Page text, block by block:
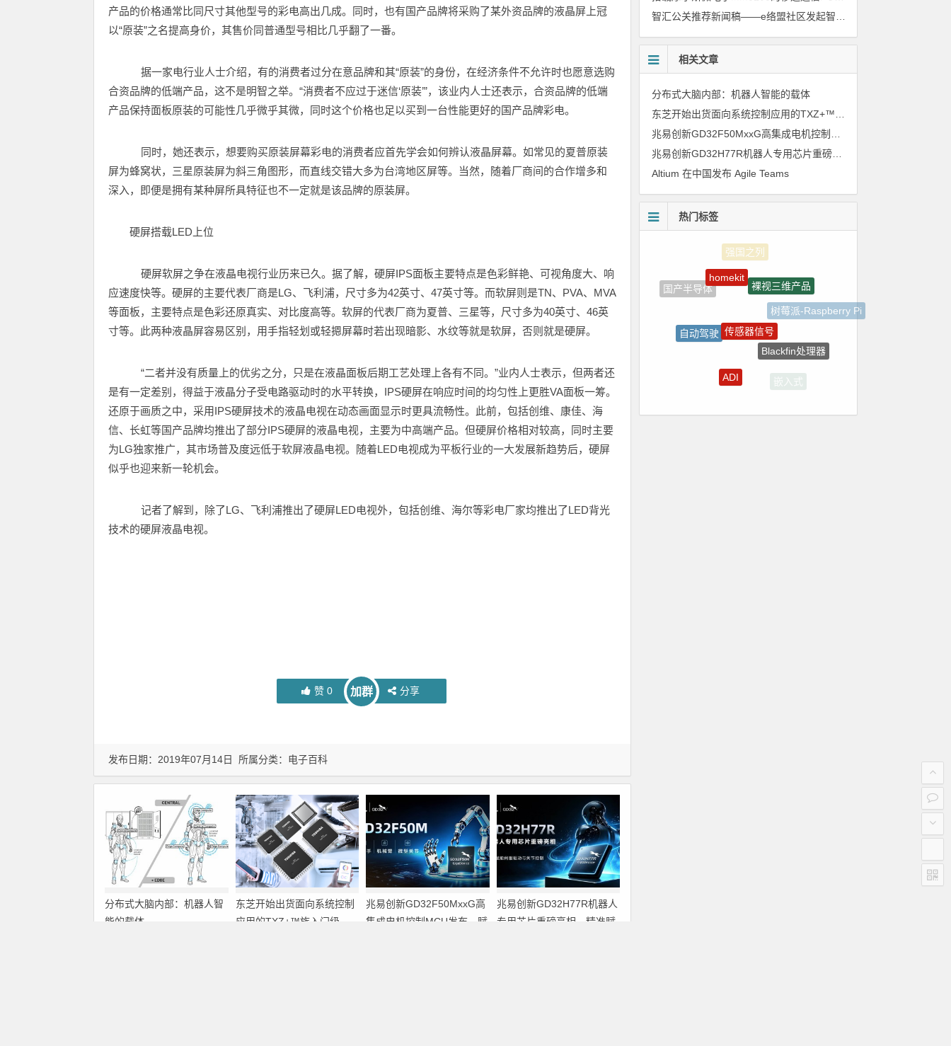
产品的价格通常比同尺寸其他型号的彩电高出几成。同时，也有国产品牌将采购了某外资品牌的液晶屏上冠
以“原装”之名提高身价，其售价同普通型号相比几乎翻了一番。
据一家电行业人士介绍，有的消费者过分在意品牌和其“原装”的身份，在经济条件不允许时也愿意选购
合资品牌的低端产品，这不是明智之举。“消费者不应过于迷信‘原装’”，该业内人士还表示，合资品牌的低端
产品保持面板原装的可能性几乎微乎其微，同时这个价格也足以买到一台性能更好的国产品牌彩电。
同时，她还表示，想要购买原装屏幕彩电的消费者应首先学会如何辨认液晶屏幕。如常见的夏普原装
屏为蜂窝状，三星原装屏为斜三角图形，而直线交错大多为台湾地区屏等。当然，随着厂商间的合作增多和
深入，即便是拥有某种屏所具特征也不一定就是该品牌的原装屏。
硬屏搭载LED上位
硬屏软屏之争在液晶电视行业历来已久。据了解，硬屏IPS面板主要特点是色彩鲜艳、可视角度大、响
应速度快等。硬屏的主要代表厂商是LG、飞利浦，尺寸多为42英寸、47英寸等。而软屏则是TN、PVA、MVA
等面板，主要特点是色彩还原真实、对比度高等。软屏的代表厂商为夏普、三星等，尺寸多为40英寸、46英
寸等。此两种液晶屏容易区别，用手指轻划或轻摁屏幕时若出现暗影、水纹等就是软屏，否则就是硬屏。
“二者并没有质量上的优劣之分，只是在液晶面板后期工艺处理上各有不同。”业内人士表示，但两者还
是有一定差别，得益于液晶分子受电路驱动时的水平转换，IPS硬屏在响应时间的均匀性上更胜VA面板一筹。
还原于画质之中，采用IPS硬屏技术的液晶电视在动态画面显示时更具流畅性。此前，包括创维、康佳、海
信、长虹等国产品牌均推出了部分IPS硬屏的液晶电视，主要为中高端产品。但硬屏价格相对较高，同时主要
为LG独家推广，其市场普及度远低于软屏液晶电视。随着LED电视成为平板行业的一大发展新趋势后，硬屏
似乎也迎来新一轮机会。
记者了解到，除了LG、飞利浦推出了硬屏LED电视外，包括创维、海尔等彩电厂家均推出了LED背光
技术的硬屏液晶电视。
赞0 加群 分享
发布日期：2019年07月14日 所属分类： 电子百科
分布式大脑内部：机器人智
能的载体
东芝开始出货面向系统控制
应用的TXZ+™族入门级
兆易创新GD32F50MxxG高
集成电机控制MCU发布，赋
兆易创新GD32H77R机器人
专用芯片重磅亮相，精准赋
相关文章
分布式大脑内部：机器人智能的载体
兆易创新GD32H77R机器人专用芯片重磅亮相，精准赋能伺服驱动与关节控制
Altium 在中国发布 Agile Teams
热门标签
国产半导体
树莓派-Raspberry Pi
传感器信号
Blackfin处理器
嵌入式